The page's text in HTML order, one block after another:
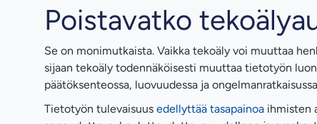
Poistavatko
Se on monimutkaista. Vaikka tekoäly voi muuttaa
sijaan tekoäly todennäköisesti muuttaa tietotyön
päätöksenteossa, luovuudessa ja
Tietotyön tulevaisuus edellyttää tasapainoa ihmisten